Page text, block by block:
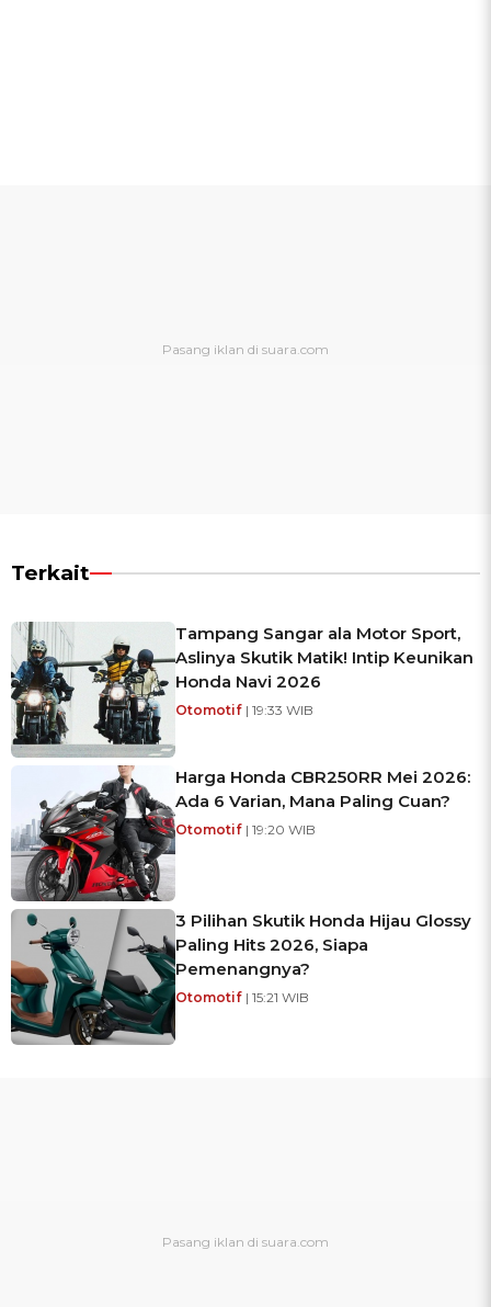
Terkait
Tampang Sangar ala Motor Sport,
Aslinya Skutik Matik! Intip Keunikan
Honda Navi 2026
Otomotif | 19:33 WIB
Harga Honda CBR250RR Mei 2026:
Ada 6 Varian, Mana Paling Cuan?
Otomotif | 19:20 WIB
3 Pilihan Skutik Honda Hijau Glossy
Paling Hits 2026, Siapa
Pemenangnya?
Otomotif | 15:21 WIB